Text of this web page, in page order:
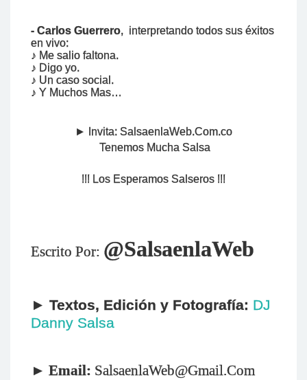
- Carlos Guerrero, interpretando todos sus éxitos
en vivo:
♪ Me salio faltona.
♪ Digo yo.
♪ Un caso social.
♪ Y Muchos Mas…
► Invita: SalsaenlaWeb.Com.co
Tenemos Mucha Salsa
!!! Los Esperamos Salseros !!!
Escrito Por: @SalsaenlaWeb
► Textos, Edición y Fotografía: DJ
Danny Salsa
► Email: SalsaenlaWeb@Gmail.Com